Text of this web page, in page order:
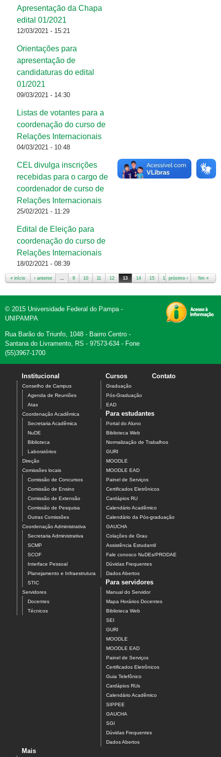
Apresentação da Chapa
edital 01/2021
12/03/2021 - 15:21
Orientações para
apresentação de
candidaturas do edital
01/2021
09/03/2021 - 14:30
Listas de votantes para a
coordenação do curso de
Relações Internacionais
04/03/2021 - 10:48
CEL divulga inscrições
recebidas para o cargo de
coordenador de curso de
Relações Internacionais
25/02/2021 - 11:29
Edital de Eleição para
coordenação do curso de
Relações Internacionais
18/02/2021 - 08:39
« início ‹ anterior … 9 10 11 12 13 14 15 16 17
próximo › fim »
© 2015 Universidade Federal do Pampa -
UNIPAMPA
Rua Barão do Triunfo, 1048 - Bairro Centro -
Santana do Livramento, RS - 97573-634 - Fone
(55)3967-1700
Institucional
Conselho de Campus
Agenda de Reuniões
Atas
Coordenação Acadêmica
Secretaria Acadêmica
NuDE
Biblioteca
Laboratórios
Direção
Comissões locais
Comissão de Concursos
Comissão de Ensino
Comissão de Extensão
Comissão de Pesquisa
Outras Comissões
Coordenação Administrativa
Secretaria Administrativa
SCMP
SCOF
Interface Pessoal
Planejamento e Infraestrutura
STIC
Servidores
Docentes
Técnicos
Cursos
Graduação
Pós-Graduação
EAD
Contato
Para estudantes
Portal do Aluno
Biblioteca Web
Normalização de Trabalhos
GURI
MOODLE
MOODLE EAD
Painel de Serviços
Certificados Eletrônicos
Cardápios RU
Calendário Acadêmico
Calendário da Pós-graduação
GAUCHA
Colações de Grau
Assistência Estudantil
Fale conosco NuDEs/PRODAE
Dúvidas Frequentes
Dados Abertos
Para servidores
Manual do Servidor
Mapa Horários Docentes
Biblioteca Web
SEI
GURI
MOODLE
MOODLE EAD
Painel de Serviços
Certificados Eletrônicos
Guia Telefônico
Cardápios RUs
Calendário Acadêmico
SIPPEE
GAUCHA
SGI
Dúvidas Frequentes
Dados Abertos
Mais